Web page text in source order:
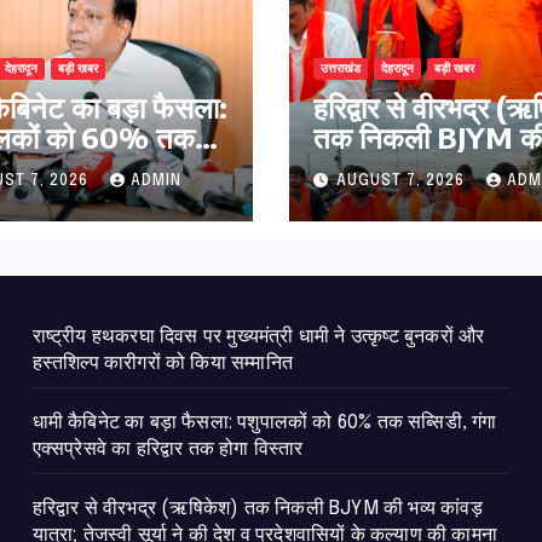
देहरादून बड़ी खबर
का बड़ा फैसला:
को 60% तक
गंगा एक्सप्रेसवे का
तक होगा विस्तार
7, 2026 ADMIN
उत्तराखंड देहरादून बड़ी खबर
​हरिद्वार से वीरभद्र
तक निकली BJYM
कांवड़ यात्रा; तेजस्वी
की देश व
कल्याण की कामना
AUGUST 7, 2026
राष्ट्रीय हथकरघा दिवस पर मुख्यमंत्री धामी ने उत्कृष्ट बुनकरों और
हस्तशिल्प कारीगरों को किया सम्मानित
​धामी कैबिनेट का बड़ा फैसला: पशुपालकों को 60% तक सब्सिडी, गंगा
एक्सप्रेसवे का हरिद्वार तक होगा विस्तार
​हरिद्वार से वीरभद्र (ऋषिकेश) तक निकली BJYM की भव्य कांवड़
यात्रा; तेजस्वी सूर्या ने की देश व प्रदेशवासियों के कल्याण की कामना